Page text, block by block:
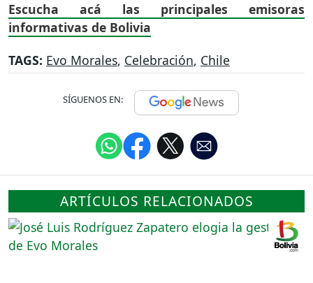
Escucha acá las principales emisoras
informativas de Bolivia
TAGS: Evo Morales, Celebración, Chile
SÍGUENOS EN:
ARTÍCULOS RELACIONADOS